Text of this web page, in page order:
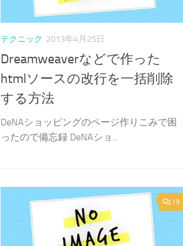
テクニック 2013年4月25日
Dreamweaverなどで作った
htmlソースの改行を一括削除
する方法
DeNAショッピングのページ作りこみで困
ったので備忘録 DeNAショ...
19